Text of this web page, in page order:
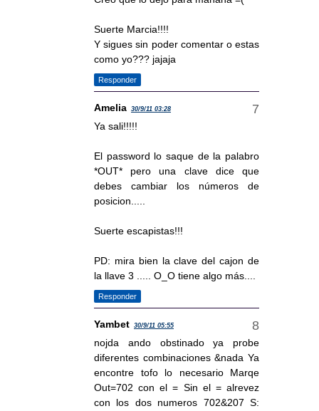
Suerte Marcia!!!!
Y sigues sin poder comentar o estas
como yo??? jajaja
Responder
Amelia 30/9/11 03:28
Ya sali!!!!!
El password lo saque de la palabro
*OUT* pero una clave dice que
debes cambiar los números de
posicion.....
Suerte escapistas!!!
PD: mira bien la clave del cajon de
la llave 3 ..... O_O tiene algo más....
Responder
Yambet 30/9/11 05:55
nojda ando obstinado ya probe
diferentes combinaciones &nada Ya
encontre tofo lo necesario Marqe
Out=702 con el = Sin el = alrevez
con los dos numeros 702&207 S: